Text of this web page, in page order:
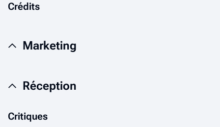
Crédits
Marketing
Réception
Critiques